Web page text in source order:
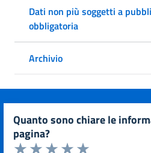
Dati non più soggetti a
obbligatoria
Archivio
quanto sono chiare le informazioni su questa
pagina?
Valuta da 1 a 5 stelle la pagina